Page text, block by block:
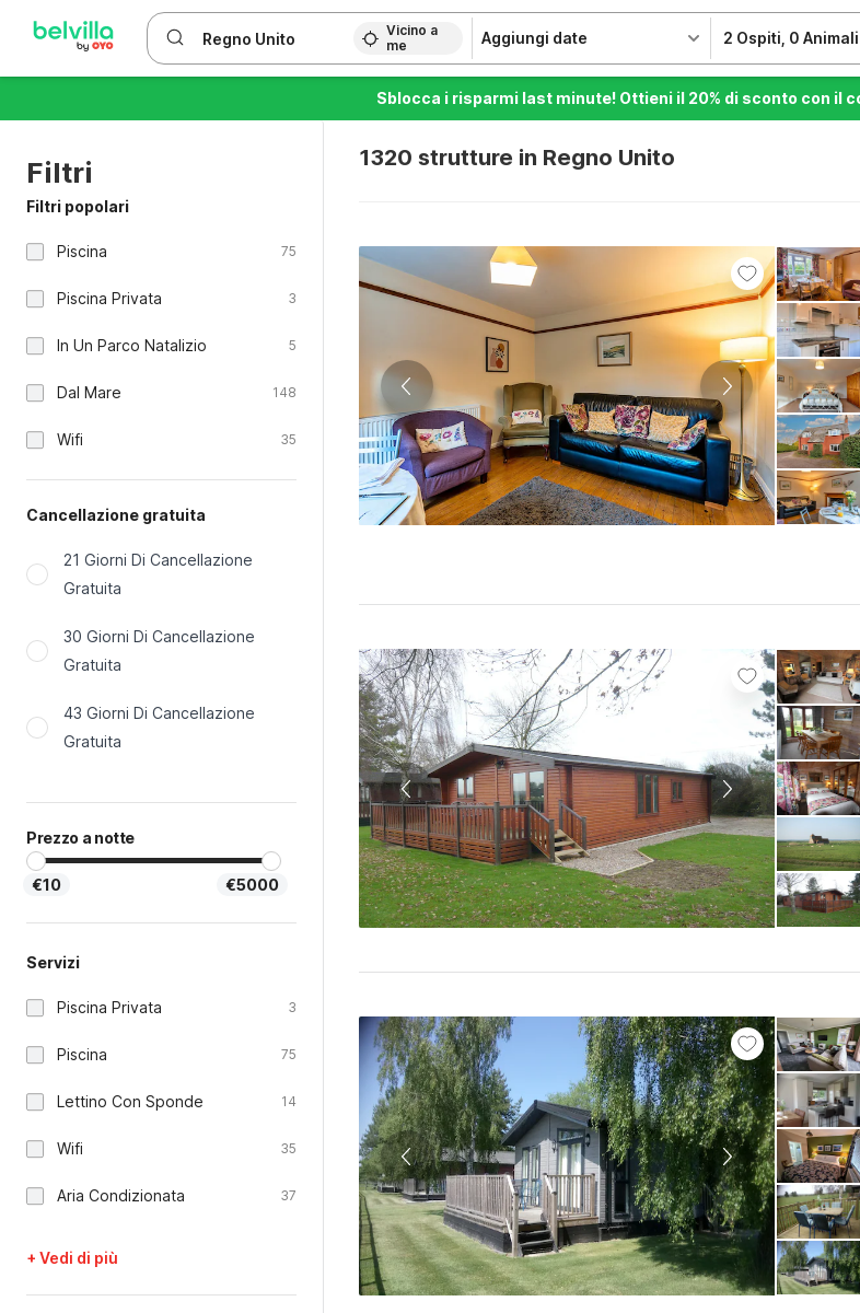
Vicino a
me
Aggiungi date 2 Ospiti 0 Animali
Sblocca i risparmi last minute! Ottieni il 20% di sconto con il
Filtri
Filtri popolari
Piscina 75
Piscina Privata 3
In Un Parco Natalizio 5
Dal Mare 148
Wifi 35
Cancellazione gratuita
21 Giorni Di Cancellazione
Gratuita
30 Giorni Di Cancellazione
Gratuita
43 Giorni Di Cancellazione
Gratuita
Prezzo a notte
€10 €5000
Servizi
Piscina Privata 3
Piscina 75
Lettino Con Sponde 14
Wifi 35
Aria Condizionata 37
+ Vedi di più
1320 strutture in Regno Unito